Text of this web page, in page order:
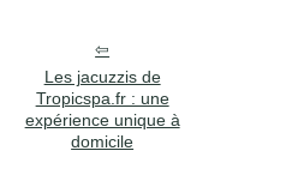
Les jacuzzis de
Tropicspa.fr : une
expérience unique à
domicile